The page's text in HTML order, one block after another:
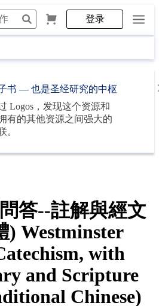
登录
书 — 也是圣经研究的中枢
Logos ，发现这个资源和
有的其他资源之间强大的
。
答--註解與經文
) Westminster
with
and Scripture
Chinese)